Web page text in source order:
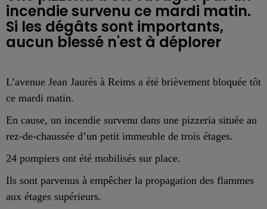
incendie survenu ce mardi matin.
Si les dégâts sont importants,
aucun blessé n'est à déplorer
L’avenue Jean Jaurès à Reims a été brièvement bloquée tôt
ce mardi matin.
En cause, un incendie survenu dans une pizzeria située au
rez-de-chaussée d’un petit immeuble de trois étages.
24 pompiers ont été mobilisés sur place.
Ils sont parvenus à empêcher la propagation des flammes
aux étages supérieurs.